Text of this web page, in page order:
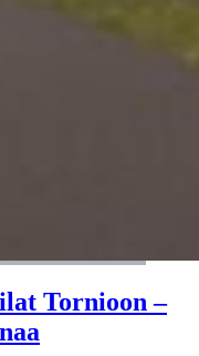
Tornioon –